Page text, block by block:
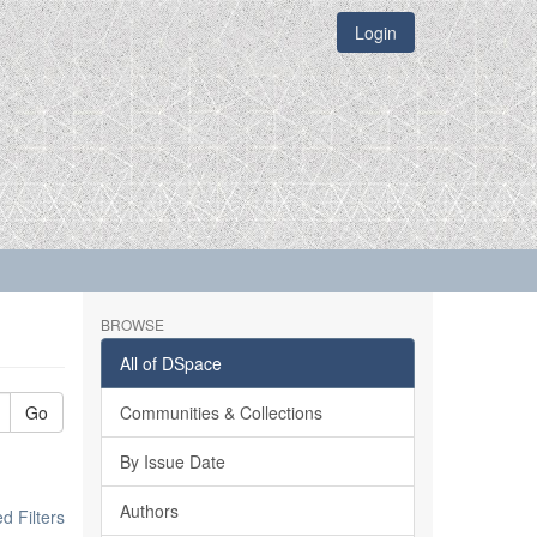
Login
Go
Filters
BROWSE
All of DSpace
Communities & Collections
By Issue Date
Authors